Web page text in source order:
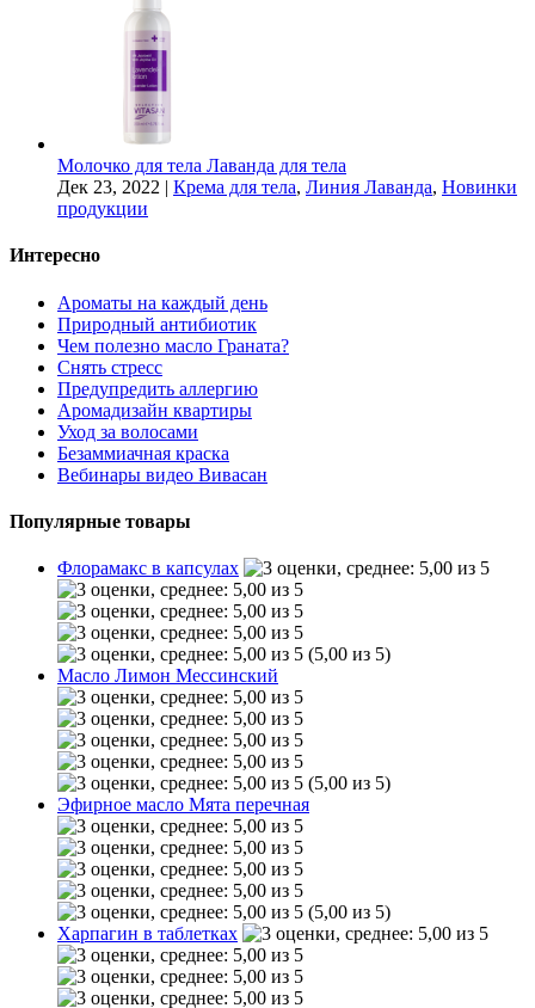
Молочко для тела Лаванда для тела
Дек 23, 2022 | Крема для тела, Линия Лаванда, Новинки
продукции
Интересно
Ароматы на каждый день
Природный антибиотик
Чем полезно масло Граната?
Снять стресс
Предупредить аллергию
Аромадизайн квартиры
Уход за волосами
Безаммиачная краска
Вебинары видео Вивасан
Популярные товары
Флорамакс в капсулах
(5,00 из 5)
Масло Лимон Мессинский
(5,00 из 5)
Эфирное масло Мята перечная
(5,00 из 5)
Харпагин в таблетках